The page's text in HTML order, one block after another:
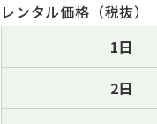
レンタル価格（税抜）
1日
2日